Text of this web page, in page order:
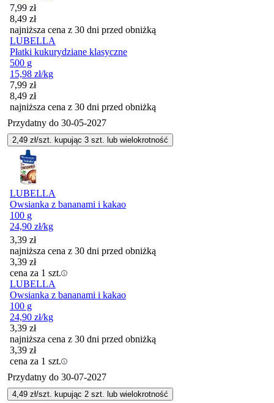
Cena promocyjna
7,99 zł
8,49 zł
najniższa cena z 30 dni przed obniżką
LUBELLA
Płatki kukurydziane klasyczne
500 g
15,98 zł/kg
Cena promocyjna
7,99 zł
8,49 zł
najniższa cena z 30 dni przed obniżką
Przydatny do 30-05-2027
2,49 zł/szt. kupując 3 szt. lub wielokrotność
LUBELLA
Owsianka z bananami i kakao
100 g
24,90 zł/kg
3,39 zł
najniższa cena z 30 dni przed obniżką
3,39 zł
cena za 1 szt.
LUBELLA
Owsianka z bananami i kakao
100 g
24,90 zł/kg
3,39 zł
najniższa cena z 30 dni przed obniżką
3,39 zł
cena za 1 szt.
Przydatny do 30-07-2027
4,49 zł/szt. kupując 2 szt. lub wielokrotność